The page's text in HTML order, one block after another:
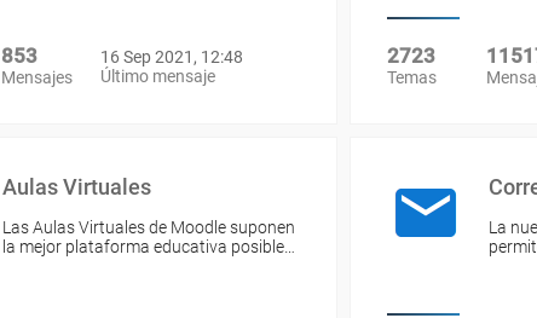
853
Mensajes
16 Sep 2021, 12:48
Último mensaje
2723
Temas
Aulas Virtuales
Las Aulas Virtuales de Moodle suponen
la mejor plataforma educativa posible…
La